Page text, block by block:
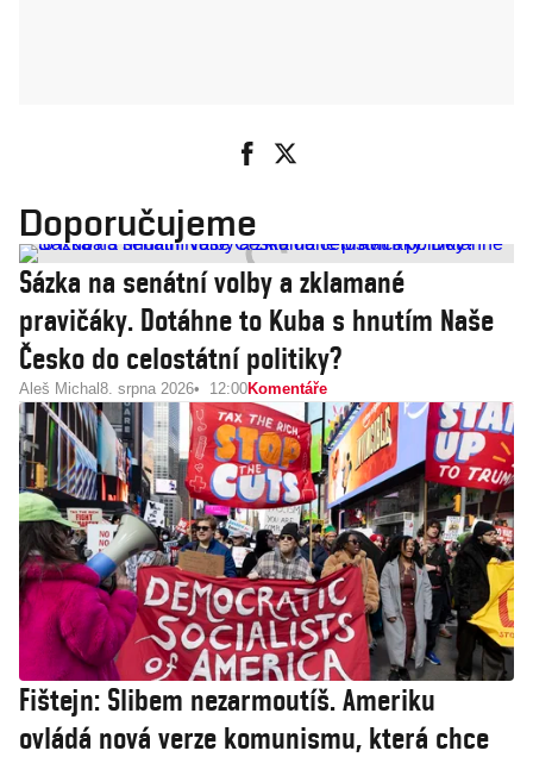
Doporučujeme
Sázka na senátní volby a zklamané
pravičáky. Dotáhne to Kuba s hnutím Naše
Česko do celostátní politiky?
Aleš Michal 8. srpna 2026 12:00Komentáře
Fištejn: Slibem nezarmoutíš. Ameriku
ovládá nová verze komunismu, která chce